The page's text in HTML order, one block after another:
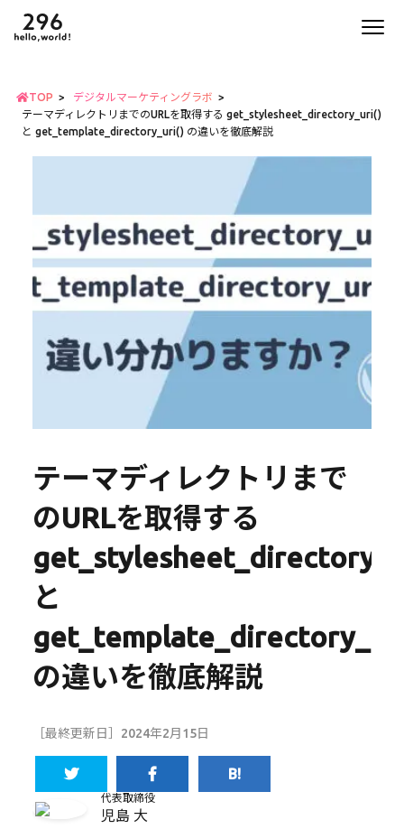
TOP
デジタルマーケティングラボ
テーマディレクトリまでのURLを取得する get_stylesheet_directory_uri()
と get_template_directory_uri() の違いを徹底解説
テーマディレクトリまで
のURLを取得する
と
の違いを徹底解説
［最終更新日］2024年2月15日
代表取締役
児島 大